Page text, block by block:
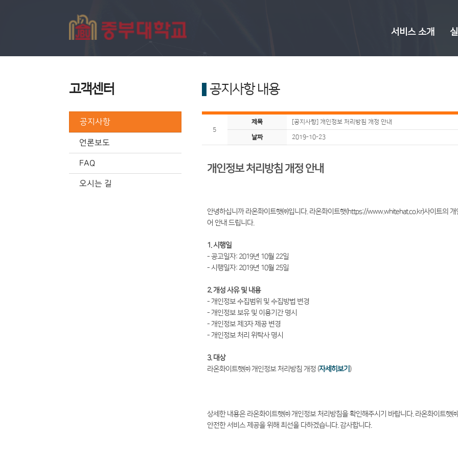
서비스 소개
고객센터
공지사항
언론보도
FAQ
오시는 길
공지사항 내용
5
제목 [공지사항] 개인정보 처리방침 개정 안내
날짜 2019-10-23
개인정보 처리방침 개정 안내
안녕하십니까 라온화이트햇㈜입니다. 라온화이트햇(https://www.whitehat.co.kr)사이트의
어 안내 드립니다.
1. 시행일
- 공고일자: 2019년 10월 22일
- 시행일자: 2019년 10월 25일
2. 개성 사유 및 내용
- 개인정보 수집범위 및 수집방법 변경
- 개인정보 보유 및 이용기간 명시
- 개인정보 제3자 제공 변경
- 개인정보 처리 위탁사 명시
3. 대상
라온화이트햇㈜ 개인정보 처리방침 개정 (자세히보기 )
상세한 내용은 라온화이트햇㈜ 개인정보 처리방침을 확인해주시기 바랍니다. 라온화이트햇
안전한 서비스 제공을 위해 최선을 다하겠습니다. 감사합니다.